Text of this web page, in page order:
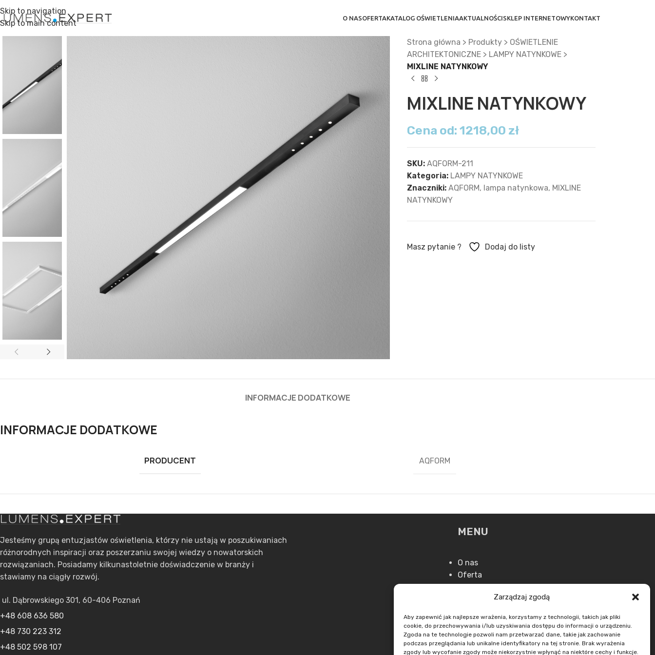
Zarządzaj zgodą
Aby zapewnić jak najlepsze wrażenia, korzystamy z technologii, takich jak pliki
cookie, do przechowywania i/lub uzyskiwania dostępu do informacji o urządzeniu.
Zgoda na te technologie pozwoli nam przetwarzać dane, takie jak zachowanie
podczas przeglądania lub unikalne identyfikatory na tej stronie. Brak wyrażenia
zgody lub wycofanie zgody może niekorzystnie wpłynąć na niektóre cechy i funkcje.
Skip to navigation
Skip to main content
O NASOFERTAKATALOG OŚWIETLENIAAKTUALNOŚCISKLEP INTERNETOWYKONTAKT
Strona główna > Produkty> OŚWIETLENIE
ARCHITEKTONICZNE> LAMPY NATYNKOWE>
MIXLINE NATYNKOWY
MIXLINE NATYNKOWY
Cena od: 1218,00 zł
SKU: AQFORM-211
Kategoria: LAMPY NATYNKOWE
Znaczniki: AQFORM, lampa natynkowa, MIXLINE
NATYNKOWY
Masz pytanie ? Dodaj do listy
INFORMACJE DODATKOWE
INFORMACJE DODATKOWE
PRODUCENT AQFORM
Jesteśmy grupą entuzjastów oświetlenia, którzy nie ustają w poszukiwaniach
różnorodnych inspiracji oraz poszerzaniu swojej wiedzy o nowatorskich
rozwiązaniach. Posiadamy kilkunastoletnie doświadczenie w branży i
stawiamy na ciągły rozwój.
ul. Dąbrowskiego 301, 60-406 Poznań
+48 608 636 580
+48 730 223 312
+48 502 598 107
MENU
O nas
Oferta
Aktualności